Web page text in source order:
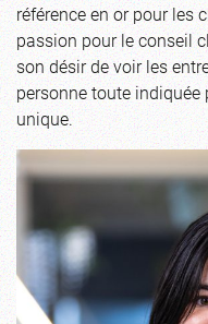
référence en or pour les
passion pour le conseil
son désir de voir les
personne toute indiquée
unique.